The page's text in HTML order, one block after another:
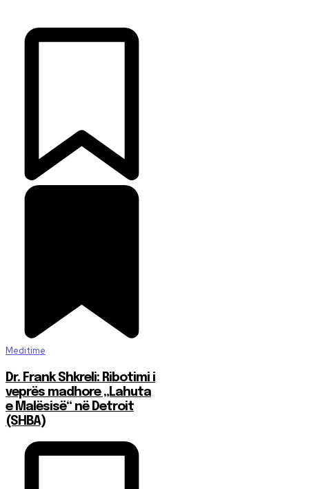
Meditime
Dr. Frank Shkreli: Ribotimi i
veprës madhore „Lahuta
e Malësisë“ në Detroit
(SHBA)